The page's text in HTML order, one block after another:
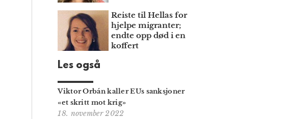
Reiste til Hellas for
hjelpe migranter;
endte opp død i en
koffert
Les også
Viktor Orbán kaller EUs sanksjoner
«et skritt mot krig»
18. november 2022